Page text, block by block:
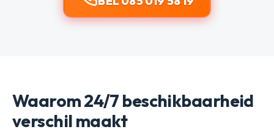
Waarom 24/7 beschikbaarheid
verschil maakt